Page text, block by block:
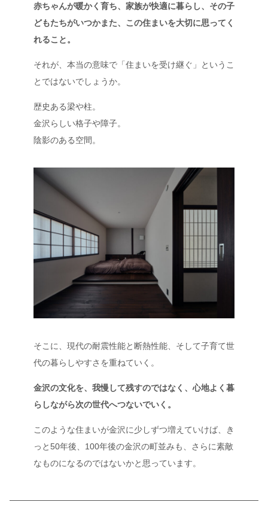
赤ちゃんが暖かく育ち、家族が快適に暮らし、その子
どもたちがいつかまた、この住まいを大切に思ってく
れること。
それが、本当の意味で「住まいを受け継ぐ」というこ
とではないでしょうか。
歴史ある梁や柱。
金沢らしい格子や障子。
陰影のある空間。
そこに、現代の耐震性能と断熱性能、そして子育て世
代の暮らしやすさを重ねていく。
金沢の文化を、我慢して残すのではなく、心地よく暮
らしながら次の世代へつないでいく。
このような住まいが金沢に少しずつ増えていけば、き
っと50年後、100年後の金沢の町並みも、さらに素敵
なものになるのではないかと思っています。